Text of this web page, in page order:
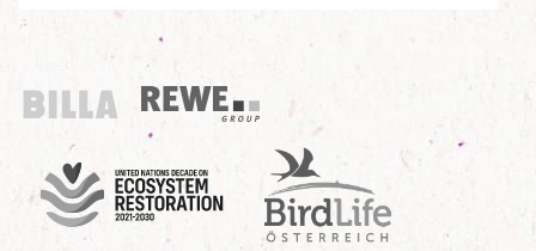
Billa
REWE Group
UN Decade
Birdlife